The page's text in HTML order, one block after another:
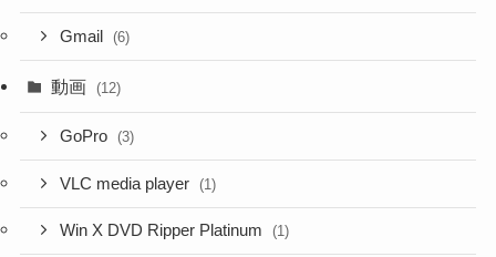
Gmail (6)
動画 (12)
GoPro (3)
VLC media player (1)
Win X DVD Ripper Platinum (1)